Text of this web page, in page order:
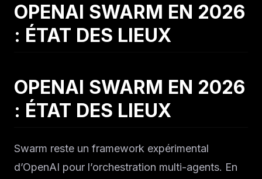
OPENAI SWARM EN 2026
: ÉTAT DES LIEUX
OPENAI SWARM EN 2026
: ÉTAT DES LIEUX
Swarm reste un framework expérimental
d’OpenAI pour l’orchestration multi-agents. En